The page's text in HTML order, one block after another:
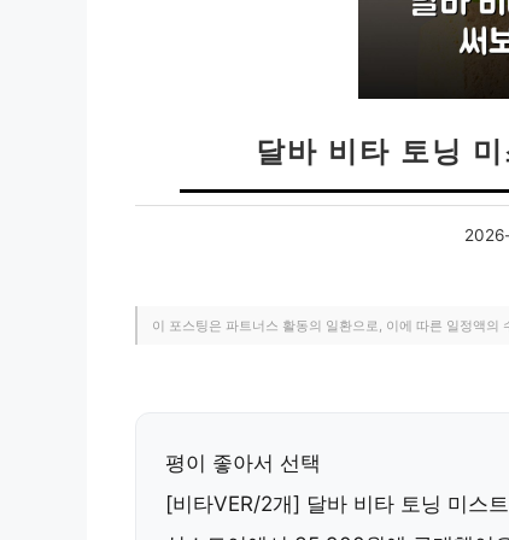
달바 비타 토닝
이 포스팅은 파트너스 활동의 일환으로, 이에 따른 일정액의
평이 좋아서 선택
[비타VER/2개] 달바 비타 토닝 미스